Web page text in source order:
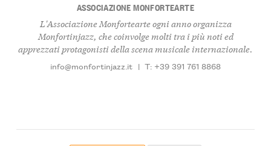
ASSOCIAZIONE MONFORTEARTE
L'Associazione Monfortearte ogni anno organizza
Monfortinjazz, che coinvolge molti tra i più noti ed
apprezzati protagonisti della scena musicale internazionale.
info@monfortinjazz.it | T: +39 391 761 8868